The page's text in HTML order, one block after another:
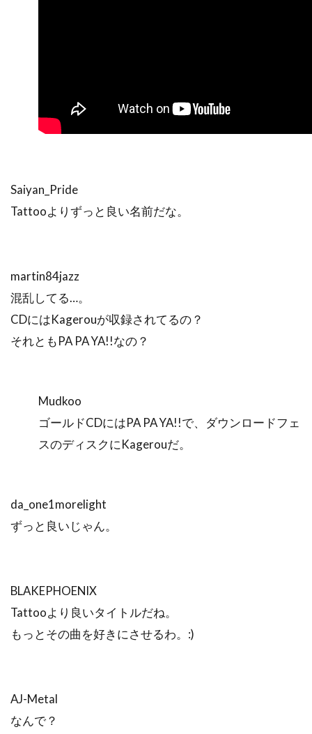
Saiyan_Pride
Tattooよりずっと良い名前だな。
martin84jazz
混乱してる…。
CDにはKagerouが収録されてるの？
それともPA PA YA!!なの？
Mudkoo
ゴールドCDにはPA PA YA!!で、ダウンロードフェ
スのディスクにKagerouだ。
da_one1morelight
ずっと良いじゃん。
BLAKEPHOENIX
Tattooより良いタイトルだね。
もっとその曲を好きにさせるわ。:)
AJ-Metal
なんで？